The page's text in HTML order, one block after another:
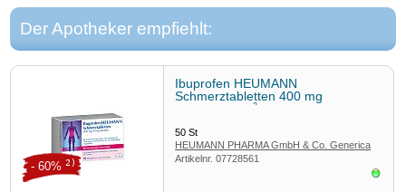
Der Apotheker empfiehlt:
Ibuprofen HEUMANN
Schmerztabletten 400 mg
3
50St
HEUMANN PHARMA GmbH & Co. Generica
KG
Artikelnr.07728561
- 60% 2)